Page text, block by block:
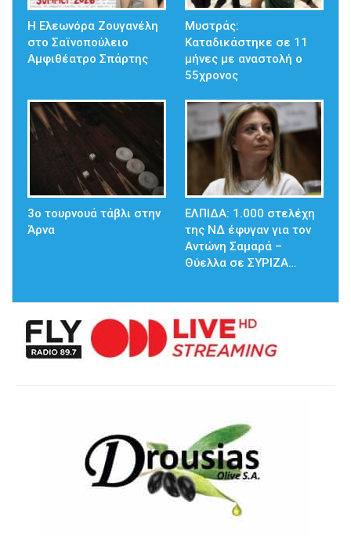
Η Ελεωνόρα Ζουγανέλη
στο Σαϊνοπούλειο
Αμφιθέατρο Σπάρτης
Μυστράς:
Καταδικάστηκε σε 11
μήνες με αναστολή ο
55χρονος
3ο τουρνουά τάβλι στην
Άρνα
ΕΛΠΙΔΑ: 1.000 στελέχη
της ΝΔ έφυγαν για τον
Αντώνη Σαμαρά –
Θύελλα σε ΣΥΡΙΖΑ…